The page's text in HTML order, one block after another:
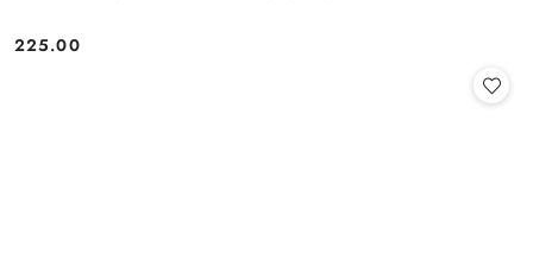
Cena:
225.00